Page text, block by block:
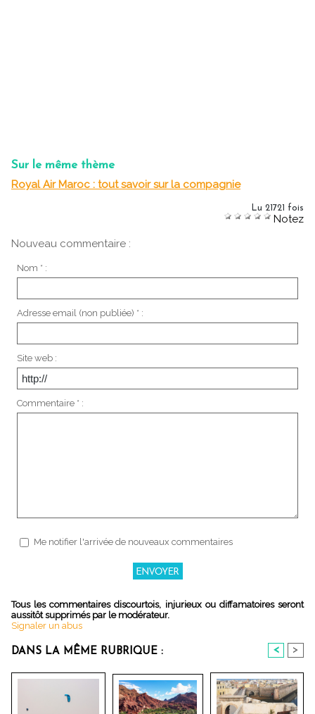
Sur le même thème
Royal Air Maroc : tout savoir sur la compagnie
Lu 21721 fois
Notez
Nouveau commentaire :
Nom * :
Adresse email (non publiée) * :
Site web :
Commentaire * :
Me notifier l'arrivée de nouveaux commentaires
Tous les commentaires discourtois, injurieux ou diffamatoires seront
aussitôt supprimés par le modérateur.
Signaler un abus
DANS LA MÊME RUBRIQUE : < >